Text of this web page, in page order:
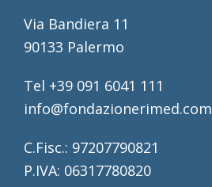
Via Bandiera 11
90133 Palermo
Tel +39 091 6041 111
info@fondazionerimed.com
C.Fisc.: 97207790821
P.IVA: 06317780820